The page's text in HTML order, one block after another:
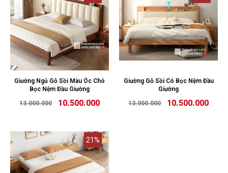
Giường Ngủ Gỗ Sồi Màu Óc Chó
Bọc Nệm Đầu Giường
13.000.000
10.500.000
Giường Gỗ Sồi Có Bọc Nệm Đầu
Giường
13.000.000
10.500.000
21%